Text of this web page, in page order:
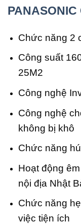
PANASONIC
Chức năng 2
Công suất
25M2
Công nghệ
Công nghệ
không bị khô
Chức năng
Hoạt động
nội địa Nhật
Chức năng
việc tiện ích